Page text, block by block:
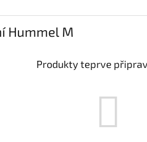
Hummel M
Produkty teprve